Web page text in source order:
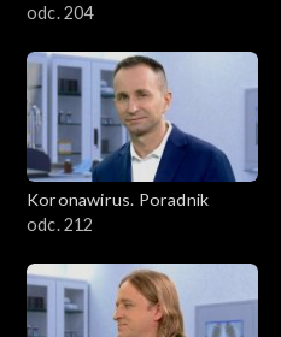
odc. 204
Koronawirus. Poradnik
odc. 212